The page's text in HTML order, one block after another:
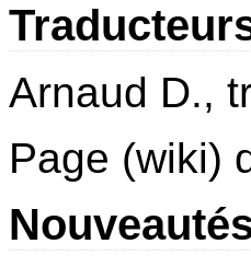
Arnaud D.,
Page (wiki)